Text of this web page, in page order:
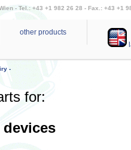
- Tel.: +43 +1 982 26 28 - Fax.: +43 +1
other products
-
for: